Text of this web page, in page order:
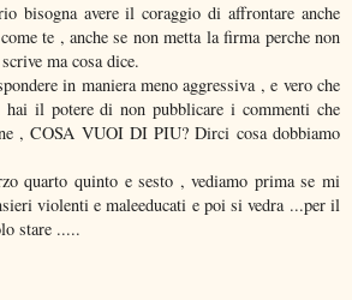
bisogna avere il coraggio di affrontare anche
te , anche se non metta la firma perche non
ma cosa dice.
in maniera meno aggressiva , e vero che
hai il potere di non pubblicare i commenti che
, COSA VUOI DI PIU? Dirci cosa dobbiamo
quarto quinto e sesto , vediamo prima se mi
violenti e maleeducati e poi si vedra ...per il
stare .....